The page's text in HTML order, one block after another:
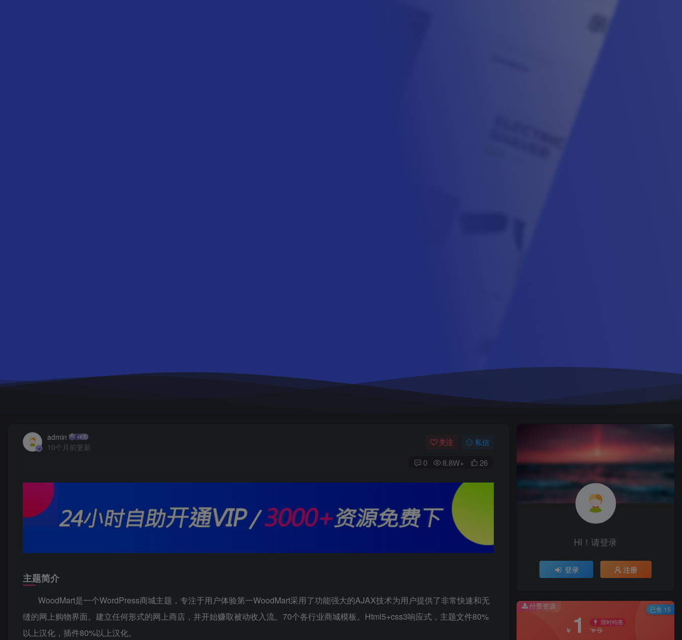
admin
10个月前更新
关注 私信
0 8.8W+ 26
主题简介
WoodMart是一个WordPress商城主题，专注于用户体验第一WoodMart采用了功能强大的AJAX技术为用户提供了非常快速和无
缝的网上购物界面。建立任何形式的网上商店，并开始赚取被动收入流。70个各行业商城模板。Html5+css3响应式，主题文件80%
以上汉化，插件80%以上汉化。
HI！请登录
登录 注册
付费资源
￥ 1 限时特惠
￥9
已售 15